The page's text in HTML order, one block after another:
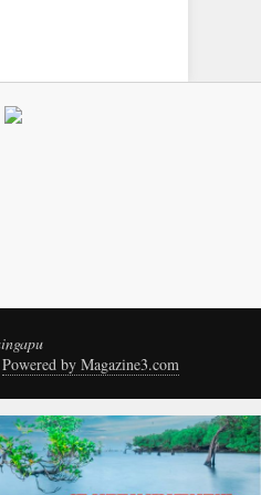
Powered by Magazine3.com